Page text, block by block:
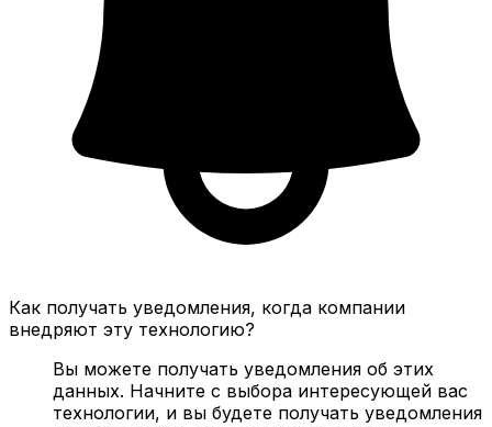
Как получать уведомления, когда компании
внедряют эту технологию?
Вы можете получать уведомления об этих
данных. Начните с выбора интересующей вас
технологии, и вы будете получать уведомления